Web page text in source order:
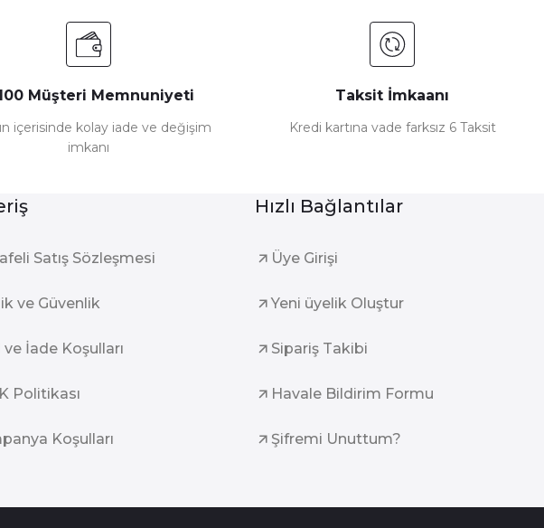
Müşteri Memnuniyeti
içerisinde kolay iade ve değişim
imkanı
Taksit İmkaanı
Kredi kartına vade farksız 6 Taksit
Satış Sözleşmesi
ve Güvenlik
İade Koşulları
Politikası
Koşulları
Hızlı Bağlantılar
Üye Girişi
Yeni üyelik Oluştur
Sipariş Takibi
Havale Bildirim Formu
Şifremi Unuttum?